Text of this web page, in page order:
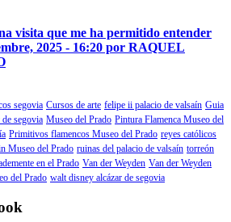
visita que me ha permitido entender
2025 - 16:20 por RAQUEL
segovia Cursos de arte felipe ii palacio de valsaín Guia
de segovia Museo del Prado Pintura Flamenca Museo del
Primitivos flamencos Museo del Prado reyes católicos
Museo del Prado ruinas del palacio de valsaín torreón
en el Prado Van der Weyden Van der Weyden
del Prado walt disney alcázar de segovia